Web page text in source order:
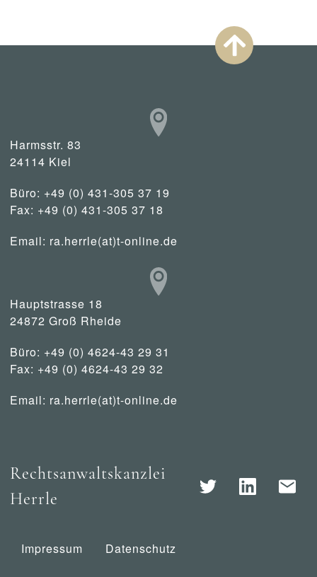
Harmsstr. 83
24114 Kiel
Büro: +49 (0) 431-305 37 19
Fax: +49 (0) 431-305 37 18
Email: ra.herrle(at)t-online.de
Hauptstrasse 18
24872 Groß Rheide
Büro: +49 (0) 4624-43 29 31
Fax: +49 (0) 4624-43 29 32
Email: ra.herrle(at)t-online.de
Rechtsanwaltskanzlei
Herrle
Impressum Datenschutz